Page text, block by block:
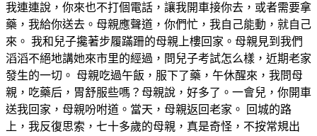
我連連說，你來也不打個電話，讓我開車接你去，或者需要拿
藥，我給你送去。母親應聲道，你們忙，我自己能動，就自己
來。 我和兒子攙著步履蹣跚的母親上樓回家。母親見到我們
滔滔不絕地講她來市里的經過，問兒子考試怎么樣，近期老家
發生的一切。 母親吃過午飯，服下了藥，午休醒來，我問母
親，吃藥后，胃舒服些嗎？母親說，好多了。一會兒，你開車
送我回家，母親吩咐道。當天，母親返回老家。 回城的路
上，我反復思索，七十多歲的母親，真是奇怪，不按常規出